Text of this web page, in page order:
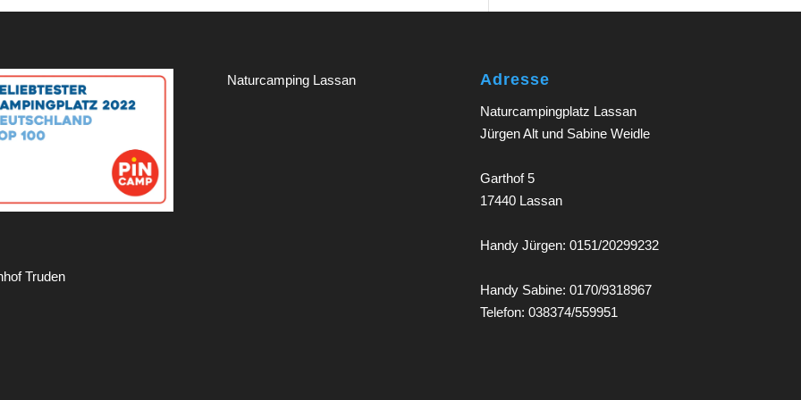
Truden
Naturcamping Lassan Adresse
Naturcampingplatz Lassan
Jürgen Alt und Sabine Weidle
Garthof 5
17440 Lassan
Handy Jürgen: 0151/20299232
Handy Sabine: 0170/9318967
Telefon: 038374/559951